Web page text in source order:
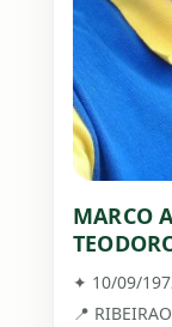
MARCO
✦ 10/09/
📍